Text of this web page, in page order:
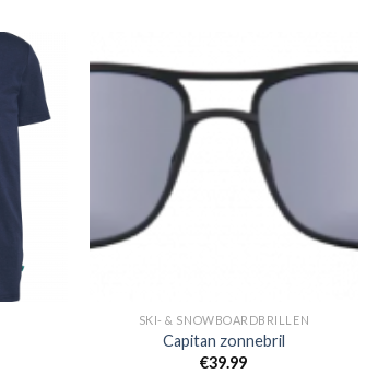
SKI- & SNOWBOARDBRILLEN
Capitan zonnebril
€39.99